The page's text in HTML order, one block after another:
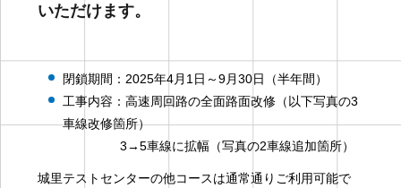
いただけます。
閉鎖期間：2025年4月1日～9月30日（半年間）
工事内容：高速周回路の全面路面改修（以下写真の3
車線改修箇所）
3→5車線に拡幅（写真の2車線追加箇所）
城里テストセンターの他コースは通常通りご利用可能で